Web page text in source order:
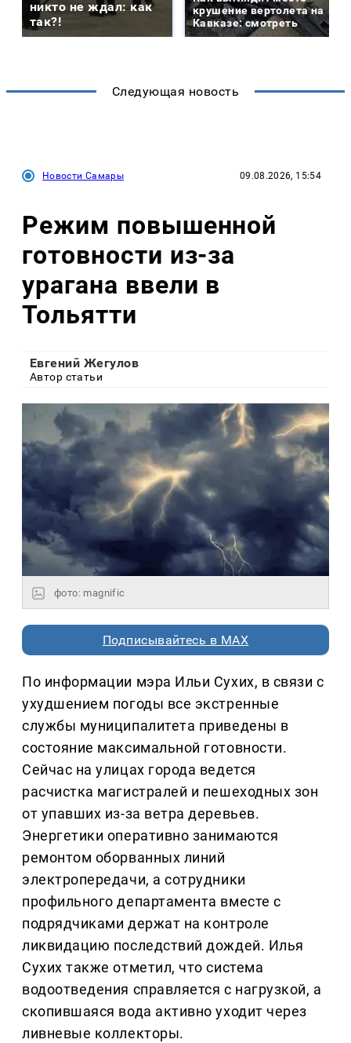
никто не ждал: как
так?!
крушение вертолета на
Кавказе: смотреть
Следующая новость
Новости Самары 09.08.2026, 15:54
Режим повышенной
готовности из-за
урагана ввели в
Тольятти
Евгений Жегулов
Автор статьи
фото: magnific
Подписывайтесь в MAX
По информации мэра Ильи Сухих, в связи с
ухудшением погоды все экстренные
службы муниципалитета приведены в
состояние максимальной готовности.
Сейчас на улицах города ведется
расчистка магистралей и пешеходных зон
от упавших из-за ветра деревьев.
Энергетики оперативно занимаются
ремонтом оборванных линий
электропередачи, а сотрудники
профильного департамента вместе с
подрядчиками держат на контроле
ликвидацию последствий дождей. Илья
Сухих также отметил, что система
водоотведения справляется с нагрузкой, а
скопившаяся вода активно уходит через
ливневые коллекторы.